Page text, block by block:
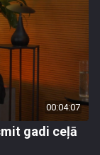
00:04:07
gadi ceļā